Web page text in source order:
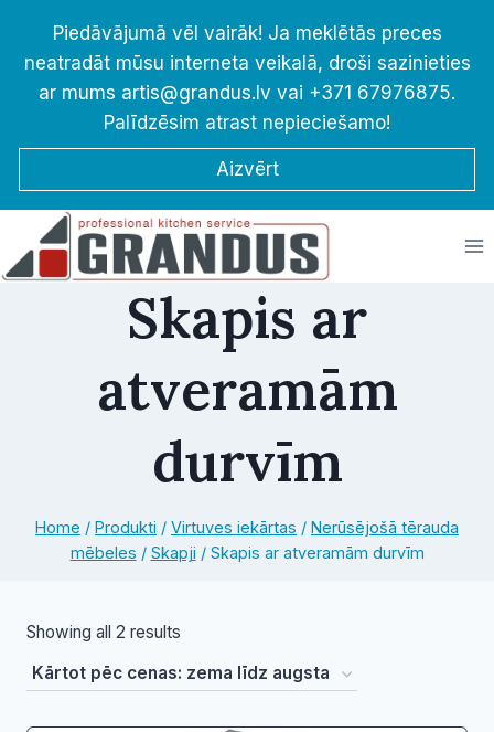
content
Piedāvājumā vēl vairāk! Ja meklētās preces
neatradāt mūsu interneta veikalā, droši sazinieties
ar mums artis@grandus.lv vai +371 67976875.
Palīdzēsim atrast nepieciešamo!
Aizvērt
Skapis ar
atveramām
durvīm
Home / Produkti / Virtuves iekārtas / Nerūsējošā tērauda
mēbeles / Skapji / Skapis ar atveramām durvīm
Showing all 2 results
by
price: